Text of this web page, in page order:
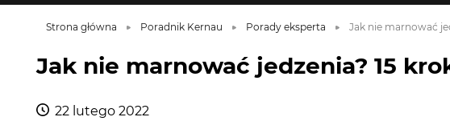
Strona główna Poradnik Kernau Porady eksperta Jak nie marnować
Jak nie marnować jedzenia? 15
22 lutego 2022